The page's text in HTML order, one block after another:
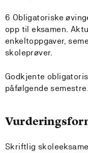
6 Obligatoriske
opp til eksamen.
enkeltoppgaver,
skoleprøver.
Godkjente
påfølgende semestre.
Skriftlig